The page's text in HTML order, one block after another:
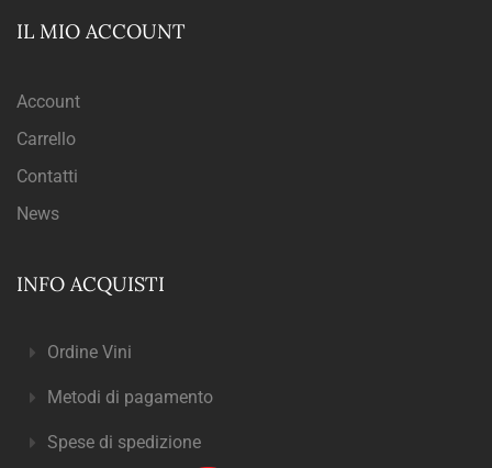
IL MIO ACCOUNT
Account
Carrello
Contatti
News
INFO ACQUISTI
Ordine Vini
Metodi di pagamento
Spese di spedizione